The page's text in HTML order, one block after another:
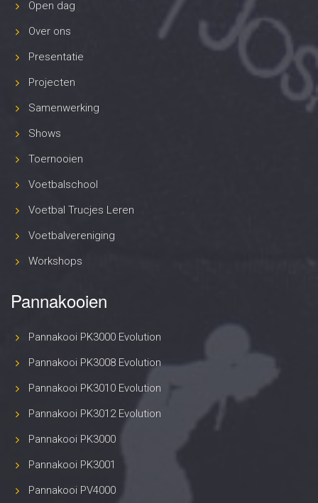
Open dag
Over ons
Presentatie
Projecten
Samenwerking
Shows
Toernooien
Voetbalschool
Voetbal Trucjes Leren
Voetbalvereniging
Workshops
Pannakooien
Pannakooi PK3000 Evolution
Pannakooi PK3008 Evolution
Pannakooi PK3010 Evolution
Pannakooi PK3012 Evolution
Pannakooi PK3000
Pannakooi PK3001
Pannakooi PV4000